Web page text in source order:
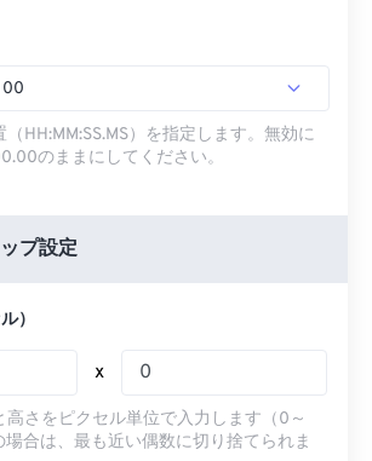
00
（HH:MM:SS.MS）を指定します。無効に
のままにしてください。
プ設定
）
x
高さをピクセル単位で入力します（0～
合は、最も近い偶数に切り捨てられま